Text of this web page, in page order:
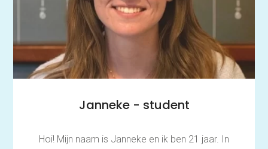
Janneke - student
Hoi! Mijn naam is Janneke en ik ben 21 jaar. In